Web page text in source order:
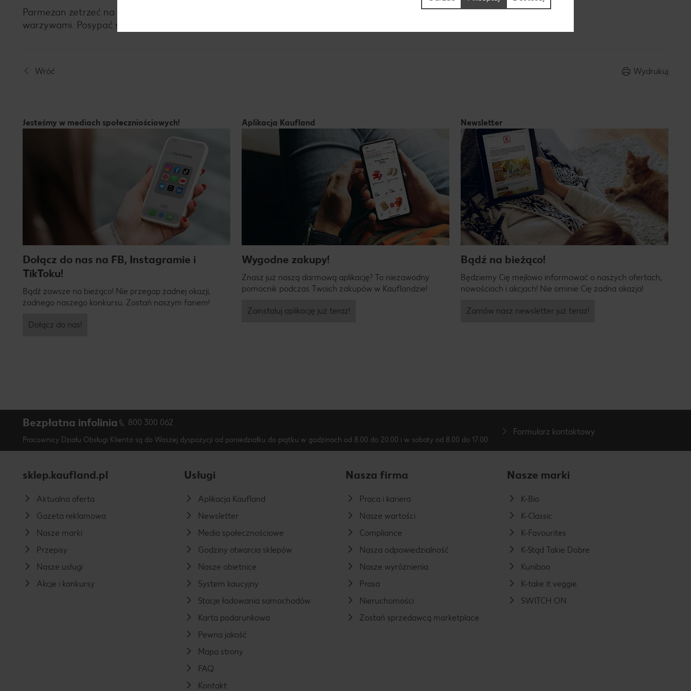
Parmezan zetrzeć na tarce. Risotto wymieszać z masłem solonym. Wyłożyć na talerze razem z krewetkami i
warzywami. Posypać startym parmezanem. Można udekorować listkami bazylii.
Wróć Wydrukuj
Jesteśmy w mediach społeczniościowych!
Dołącz do nas na FB, Instagramie i
TikToku!
Bądź zawsze na bieżąco! Nie przegap żadnej okazji,
żadnego naszego konkursu. Zostań naszym fanem!
Dołącz do nas!
Aplikacja Kaufland
Wygodne zakupy!
Znasz już naszą darmową aplikację? To niezawodny
pomocnik podczas Twoich zakupów w Kauflandzie!
Zainstaluj aplikację już teraz!
Newsletter
Bądź na bieżąco!
Będziemy Cię mejlowo informować o naszych ofertach,
nowościach i akcjach! Nie ominie Cię żadna okazja!
Zamów nasz newsletter już teraz!
Bezpłatna infolinia 800 300 062
Pracownicy Działu Obsługi Klienta są do Waszej dyspozycji od poniedziałku do piątku w godzinach od 8.00 do 20.00 i w soboty od 8.00 do 17.00.
Formularz kontaktowy
sklep.kaufland.pl
Aktualna oferta
Gazeta reklamowa
Nasze marki
Przepisy
Nasze usługi
Akcje i konkursy
Usługi
Aplikacja Kaufland
Newsletter
Media społecznościowe
Godziny otwarcia sklepów
Nasze obietnice
System kaucyjny
Stacje ładowania samochodów
Karta podarunkowa
Pewna jakość
Mapa strony
FAQ
Kontakt
Nasza firma
Praca i kariera
Nasze wartości
Compliance
Nasza odpowiedzialność
Nasze wyróżnienia
Prasa
Nieruchomości
Zostań sprzedawcą marketplace
Nasze marki
K-Bio
K-Classic
K-Favourites
K-Stąd Takie Dobre
Kuniboo
K-take it veggie
SWITCH ON